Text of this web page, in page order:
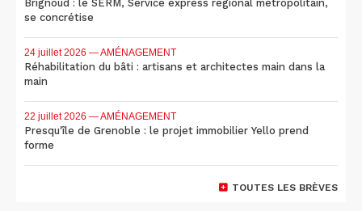
Brignoud : le SERM, Service express régional métropolitain,
se concrétise
24 juillet 2026 — AMÉNAGEMENT
Réhabilitation du bâti : artisans et architectes main dans la
main
22 juillet 2026 — AMÉNAGEMENT
Presqu'île de Grenoble : le projet immobilier Yello prend
forme
TOUTES LES BRÈVES